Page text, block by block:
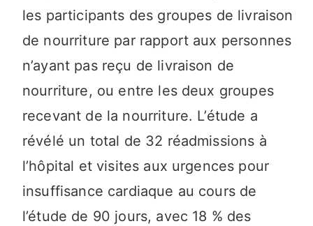
les participants des groupes de livraison
de nourriture par rapport aux personnes
n’ayant pas reçu de livraison de
nourriture, ou entre les deux groupes
recevant de la nourriture. L’étude a
révélé un total de 32 réadmissions à
l’hôpital et visites aux urgences pour
insuffisance cardiaque au cours de
l’étude de 90 jours, avec 18 % des